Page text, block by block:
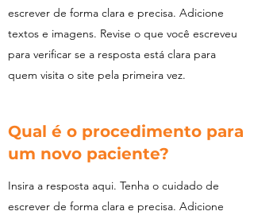
escrever de forma clara e precisa. Adicione
textos e imagens. Revise o que você escreveu
para verificar se a resposta está clara para
quem visita o site pela primeira vez.
Qual é o procedimento para
um novo paciente?
Insira a resposta aqui. Tenha o cuidado de
escrever de forma clara e precisa. Adicione